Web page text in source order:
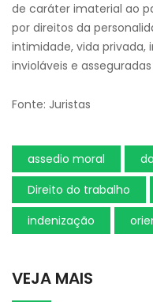
de caráter imaterial ao
por direitos da
intimidade, vida
invioláveis e
Fonte: Juristas
assedio moral
Direito do trabalho
indenização
VEJA MAIS